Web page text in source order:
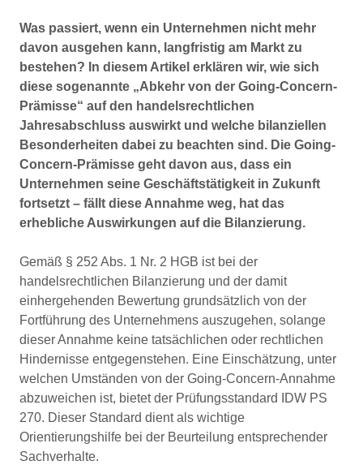
Was passiert, wenn ein Unternehmen nicht mehr
davon ausgehen kann, langfristig am Markt zu
bestehen? In diesem Artikel erklären wir, wie sich
diese sogenannte „Abkehr von der Going-Concern-
Prämisse“ auf den handelsrechtlichen
Jahresabschluss auswirkt und welche bilanziellen
Besonderheiten dabei zu beachten sind. Die Going-
Concern-Prämisse geht davon aus, dass ein
Unternehmen seine Geschäftstätigkeit in Zukunft
fortsetzt – fällt diese Annahme weg, hat das
erhebliche Auswirkungen auf die Bilanzierung.
Gemäß § 252 Abs. 1 Nr. 2 HGB ist bei der
handelsrechtlichen Bilanzierung und der damit
einhergehenden Bewertung grundsätzlich von der
Fortführung des Unternehmens auszugehen, solange
dieser Annahme keine tatsächlichen oder rechtlichen
Hindernisse entgegenstehen. Eine Einschätzung, unter
welchen Umständen von der Going-Concern-Annahme
abzuweichen ist, bietet der Prüfungsstandard IDW PS
270. Dieser Standard dient als wichtige
Orientierungshilfe bei der Beurteilung entsprechender
Sachverhalte.